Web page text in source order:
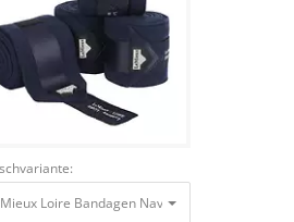
Loire Bandagen Navy45,55 €